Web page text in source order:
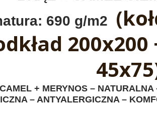
690 g/m2
+ MERYNOS –
– ANTYALERGICZNA –